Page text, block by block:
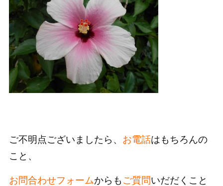
ご不明点ございましたら、 お電話はもちろんの
こと、
お問合わせフォームからも ご質問いだだくこと